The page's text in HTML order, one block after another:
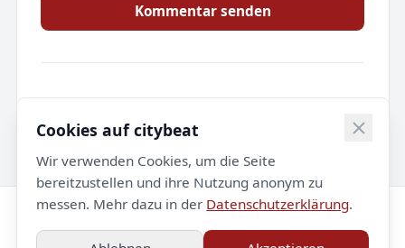
Kommentar senden
Noch keine Kommentare.
© 2026 citybeat. Alle Rechte vorbehalten.
Cookies auf citybeat
Wir verwenden Cookies, um die Seite
bereitzustellen und ihre Nutzung anonym zu
messen. Mehr dazu in der Datenschutzerklärung.